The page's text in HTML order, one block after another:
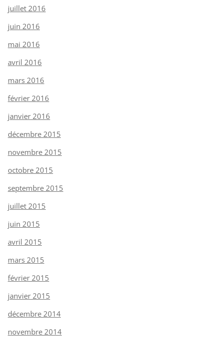
juillet 2016
juin 2016
mai 2016
avril 2016
mars 2016
février 2016
janvier 2016
décembre 2015
novembre 2015
octobre 2015
septembre 2015
juillet 2015
juin 2015
avril 2015
mars 2015
février 2015
janvier 2015
décembre 2014
novembre 2014